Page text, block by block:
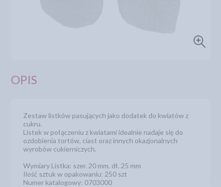
OPIS
Zestaw listków pasujących jako dodatek do kwiatów z
cukru.
Listek w połączeniu z kwiatami idealnie nadaje się do
ozdobienia tortów, ciast oraz innych okazjonalnych
wyrobów cukierniczych.
Wymiary Listka: szer. 20 mm, dł. 25 mm
Ilość sztuk w opakowaniu: 250 szt
Numer katalogowy: 0703000